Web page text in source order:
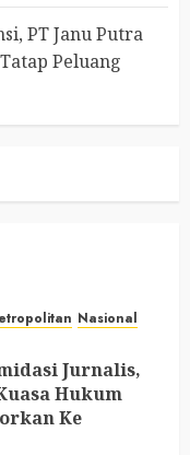
PT Janu Putra
Peluang
Nasional
Jurnalis,
Hukum
Ke